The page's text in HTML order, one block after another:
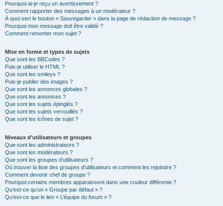
Pourquoi ai-je reçu un avertissement ?
Comment rapporter des messages à un modérateur ?
À quoi sert le bouton « Sauvegarder » dans la page de rédaction de message ?
Pourquoi mon message doit être validé ?
Comment remonter mon sujet ?
Mise en forme et types de sujets
Que sont les BBCodes ?
Puis-je utiliser le HTML ?
Que sont les smileys ?
Puis-je publier des images ?
Que sont les annonces globales ?
Que sont les annonces ?
Que sont les sujets épinglés ?
Que sont les sujets verrouillés ?
Que sont les icônes de sujet ?
Niveaux d’utilisateurs et groupes
Que sont les administrateurs ?
Que sont les modérateurs ?
Que sont les groupes d’utilisateurs ?
Où trouver la liste des groupes d’utilisateurs et comment les rejoindre ?
Comment devenir chef de groupe ?
Pourquoi certains membres apparaissent dans une couleur différente ?
Qu’est-ce qu’un « Groupe par défaut » ?
Qu’est-ce que le lien « L’équipe du forum » ?